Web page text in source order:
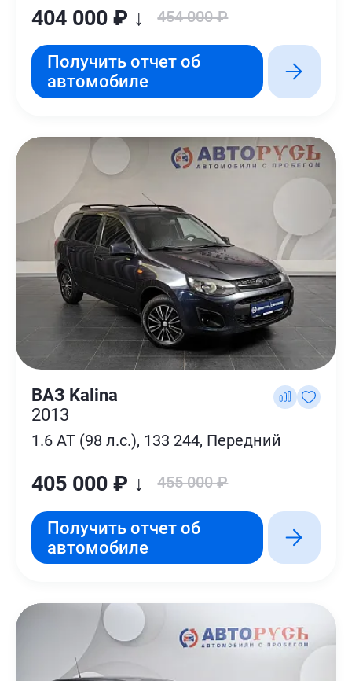
404 000 ₽ ↓ 454 000 ₽
Получить отчет об
автомобиле
ВАЗ Kalina
2013
1.6 AT (98 л.с.), 133 244, Передний
405 000 ₽ ↓ 455 000 ₽
Получить отчет об
автомобиле